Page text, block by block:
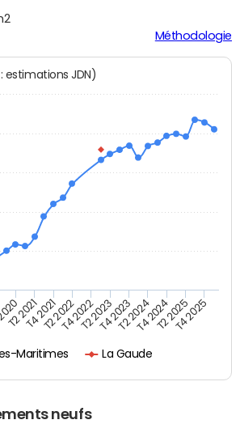
Méthodologie
: estimations JDN)
Maritimes La Gaude
T2 2021T4 2021T2 2022T4 2022T2 2023T4 2023T2 2024T4 2024T2 2025T4 2025
neufs